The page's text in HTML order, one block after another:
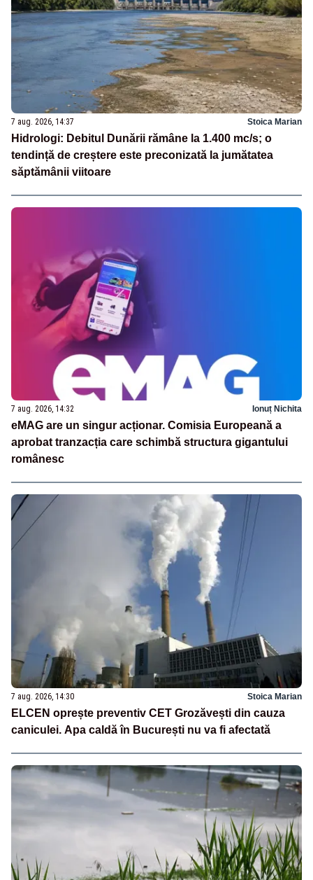
7 aug. 2026, 14:37 Stoica Marian
Hidrologi: Debitul Dunării rămâne la 1.400 mc/s; o
tendință de creștere este preconizată la jumătatea
săptămânii viitoare
7 aug. 2026, 14:32 Ionuț Nichita
eMAG are un singur acționar. Comisia Europeană a
aprobat tranzacția care schimbă structura gigantului
românesc
7 aug. 2026, 14:30 Stoica Marian
ELCEN oprește preventiv CET Grozăvești din cauza
caniculei. Apa caldă în București nu va fi afectată